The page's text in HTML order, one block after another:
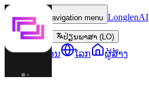
Toggle navigation menu LonglenAI
ປ່ຽນພາສາ (LO)
ຕົວລະຄອນ ໂລກ ຜູ້ສ້າງ